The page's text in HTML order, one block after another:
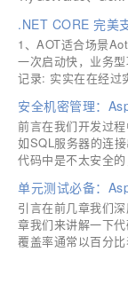
.NET CORE 完美
1、AOT适合场景
一次启动快，业务
记录: 实实在在经过
安全机密管理：
前言在我们开发过
如SQL服务器的连
代码中是不太安全
单元测试必备：
引言在前几章我们
章我们来讲解一下
覆盖率通常以百分